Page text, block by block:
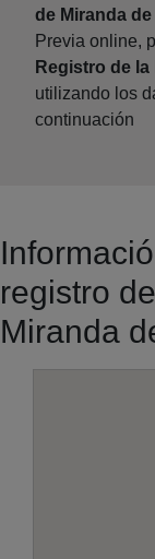
de Miranda
Previa online,
Registro de
utilizando los
continuación
registro
Miranda